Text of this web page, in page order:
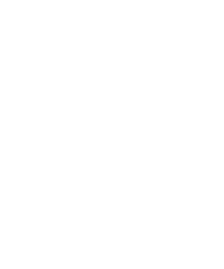
Además, Tebas
fútbol. Si bien es
aquellos
instaurar debido a
querido pedir a los
para poder abordar
Descubre más
. Puedes